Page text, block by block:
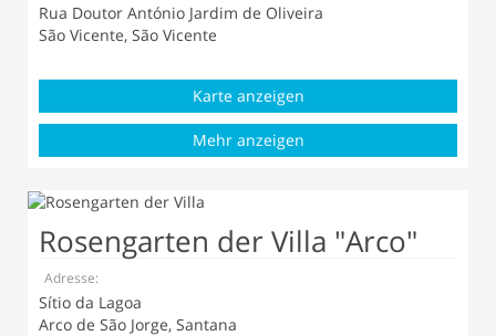
Rua Doutor António Jardim de Oliveira
São Vicente, São Vicente
Karte anzeigen
Mehr anzeigen
Rosengarten der Villa "Arco"
Adresse:
Sítio da Lagoa
Arco de São Jorge, Santana